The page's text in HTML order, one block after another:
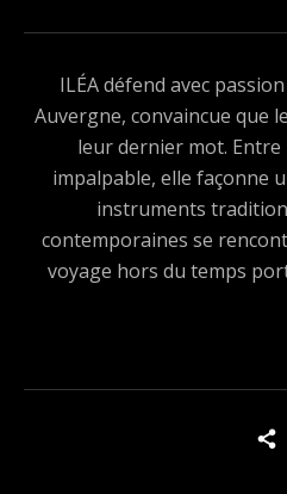
ILÉA défend avec
Auvergne, convaincue que
leur dernier mot.
impalpable, elle façonne
instruments
contemporaines se
voyage hors du temps
Boutons des